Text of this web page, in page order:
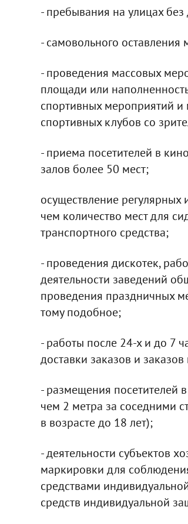
- пребывания на улицах
- самовольного
- проведения массовых
площади или
спортивных мероприятий
спортивных клубов со
- приема посетителей в
залов более 50 мест;
осуществление
чем количество мест для
транспортного средства;
- проведения дискотек,
деятельности заведений
проведения праздничных
тому подобное;
- работы после 24-х и до 7
доставки заказов и
- размещения посетителей
чем 2 метра за соседними
в возрасте до 18 лет);
- деятельности субъектов
маркировки для
средствами
средств индивидуальной